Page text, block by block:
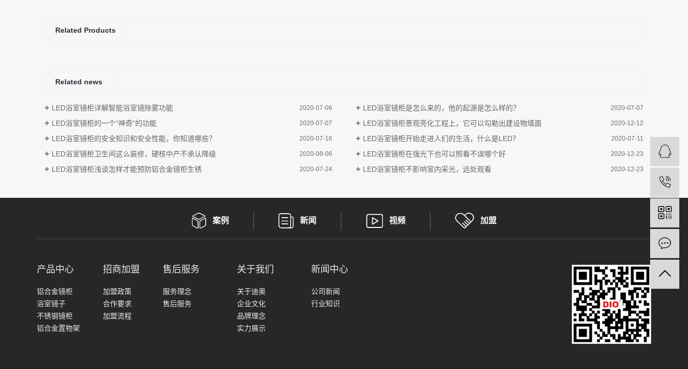
Related Products
Related news
LED浴室镜柜详解智能浴室镜除雾功能 2020-07-06 LED浴室镜柜​是怎么来的，他的起源是怎么样的？ 2020-07-07
LED浴室镜柜的一个“神奇”的功能 2020-07-07 LED浴室镜柜​景观亮化工程上，它可以勾勒出建设物墙面 2020-12-12
LED浴室镜柜的安全知识和安全性能，你知道哪些？ 2020-07-16 LED浴室镜柜开始走进人们的生活，什么是LED？ 2020-07-11
LED浴室镜柜卫生间这么装修，硬核中产不承认降级 2020-08-06 LED浴室镜柜在强光下也可以照看不误哪个好 2020-12-23
LED浴室镜柜​浅谈怎样才能预防铝合金镜柜生锈 2020-07-24 LED浴室镜柜​不影响室内采光，远处观看 2020-12-23
案例 新闻 视频 加盟
产品中心
铝合金镜柜
浴室镜子
不锈钢镜柜
铝合金置物架
招商加盟
加盟政策
合作要求
加盟流程
售后服务
服务理念
售后服务
关于我们
关于迪奥
企业文化
品牌理念
实力展示
新闻中心
公司新闻
行业知识